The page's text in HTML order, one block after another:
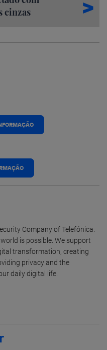
cinzas
Company of Telefónica.
is possible. We support
transformation, creating
privacy and the
daily digital life.